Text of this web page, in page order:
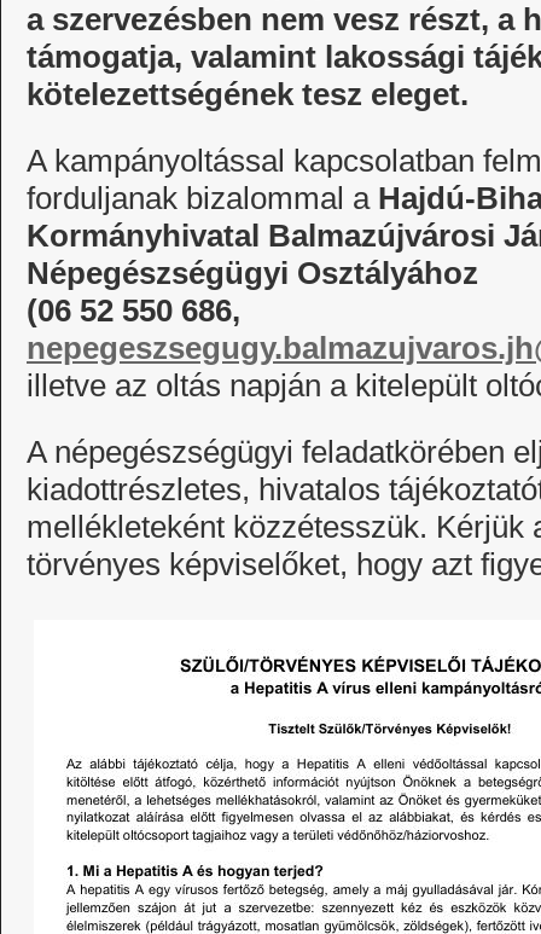
a szervezésben nem vesz részt, a
támogatja, valamint lakossági
kötelezettségének tesz eleget.
A kampányoltással kapcsolatban
forduljanak bizalommal a Hajdú-
Kormányhivatal Balmazújvárosi
Népegészségügyi Osztályához
(06 52 550 686,
illetve az oltás napján a kitelepült
A népegészségügyi feladatkörében
kiadottrészletes, hivatalos
mellékleteként közzétesszük. Kérjük
törvényes képviselőket, hogy azt